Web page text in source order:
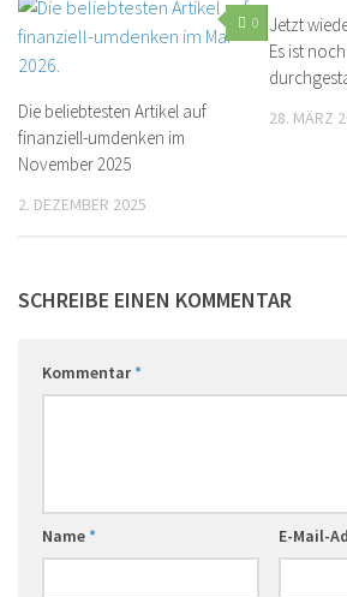
0
Die beliebtesten Artikel auf
finanziell-umdenken im
November 2025
2. DEZEMBER 2025
Jetzt
Es ist
28. MÄRZ
SCHREIBE EINEN KOMMENTAR
Kommentar*
Name* E-Mail-